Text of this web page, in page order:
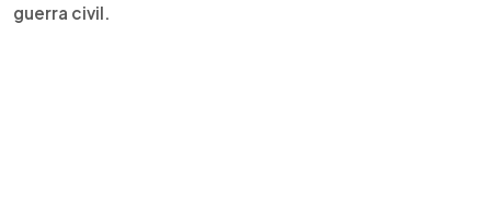
guerra civil.